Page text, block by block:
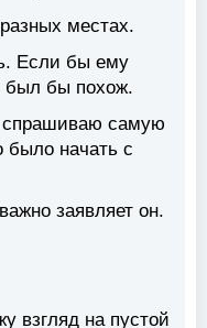
местах.
Если бы ему
был бы похож.
самую
было начать с
заявляет он.
взгляд на пустой